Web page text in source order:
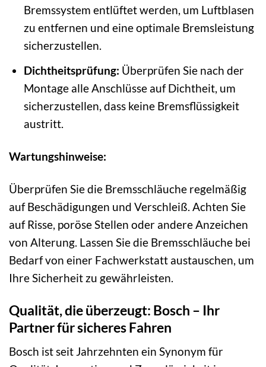
Bremssystem entlüftet werden, um Luftblasen
zu entfernen und eine optimale Bremsleistung
sicherzustellen.
Dichtheitsprüfung: Überprüfen Sie nach der
Montage alle Anschlüsse auf Dichtheit, um
sicherzustellen, dass keine Bremsflüssigkeit
austritt.
Wartungshinweise:
Überprüfen Sie die Bremsschläuche regelmäßig
auf Beschädigungen und Verschleiß. Achten Sie
auf Risse, poröse Stellen oder andere Anzeichen
von Alterung. Lassen Sie die Bremsschläuche bei
Bedarf von einer Fachwerkstatt austauschen, um
Ihre Sicherheit zu gewährleisten.
Qualität, die überzeugt: Bosch – Ihr
Partner für sicheres Fahren
Bosch ist seit Jahrzehnten ein Synonym für